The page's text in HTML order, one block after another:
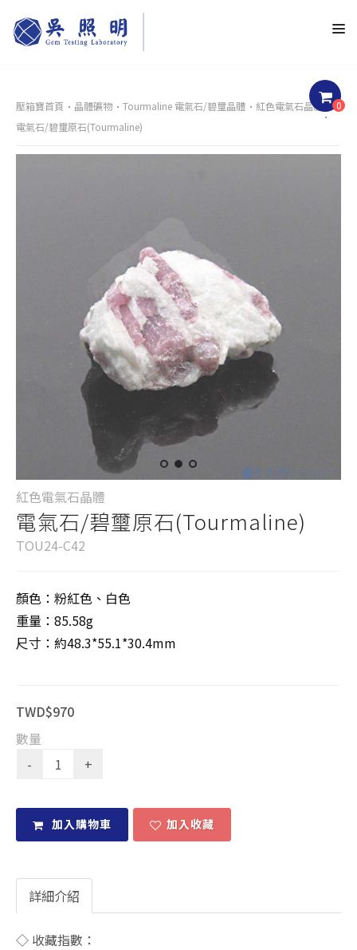
0
壓箱寶首頁 晶體礦物 Tourmaline 電氣石/碧璽晶體
紅色電氣石晶體
電氣石/碧璽原石(Tourmaline)
紅色電氣石晶體
電氣石/碧璽原石(Tourmaline)
TOU24-C42
顏色：粉紅色、白色
重量：85.58g
尺寸：約48.3*55.1*30.4mm
TWD$970
數量
加入購物車 加入收藏
詳細介紹
◇ 收藏指數：